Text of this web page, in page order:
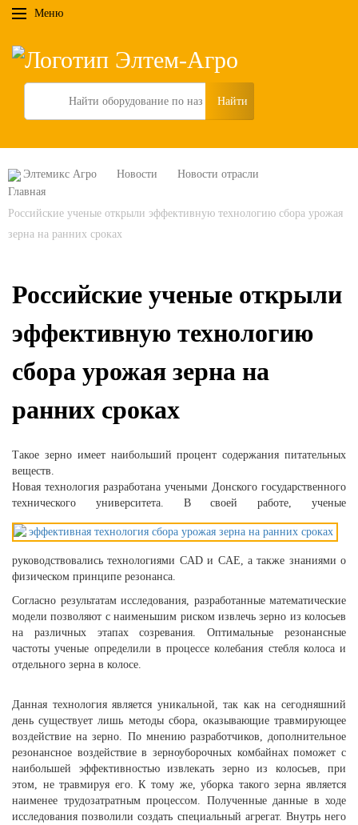
Меню
Search
Элтемикс Агро Новости Новости отрасли
Российские ученые открыли эффективную технологию сбора урожая
зерна на ранних сроках
Российские ученые открыли
эффективную технологию
сбора урожая зерна на
ранних сроках
Такое зерно имеет наибольший процент содержания питательных
веществ.
Новая технология разработана учеными Донского государственного
технического университета. В своей работе, ученые
руководствовались технологиями CAD и CAE, а также знаниями о
физическом принципе резонанса.
Согласно результатам исследования, разработанные математические
модели позволяют с наименьшим риском извлечь зерно из колосьев
на различных этапах созревания. Оптимальные резонансные
частоты ученые определили в процессе колебания стебля колоса и
отдельного зерна в колосе.
Данная технология является уникальной, так как на сегодняшний
день существует лишь методы сбора, оказывающие травмирующее
воздействие на зерно. По мнению разработчиков, дополнительное
резонансное воздействие в зерноуборочных комбайнах поможет с
наибольшей эффективностью извлекать зерно из колосьев, при
этом, не травмируя его. К тому же, уборка такого зерна является
наименее трудозатратным процессом. Полученные данные в ходе
исследования позволили создать специальный агрегат. Внутрь него